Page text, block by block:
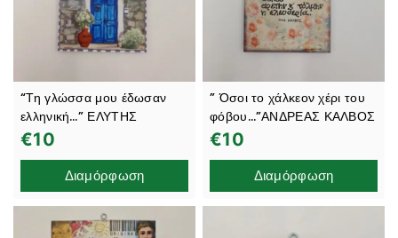
“Τη γλώσσα μου έδωσαν
ελληνική…” ΕΛΥΤΗΣ
€10
Διαμόρφωση
” Όσοι το χάλκεον χέρι του
φόβου…”ΑΝΔΡΕΑΣ ΚΑΛΒΟΣ
€10
Διαμόρφωση